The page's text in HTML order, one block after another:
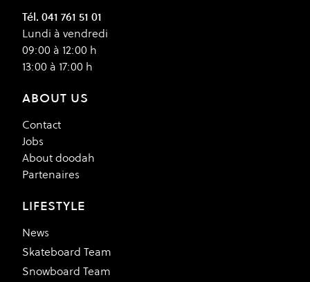
Tél. 041 761 51 01
Lundi à vendredi
09:00 à 12:00 h
13:00 à 17:00 h
ABOUT US
Contact
Jobs
About doodah
Partenaires
LIFESTYLE
News
Skateboard Team
Snowboard Team